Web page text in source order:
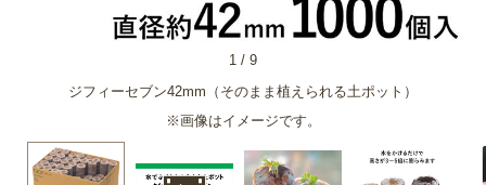
ジフィーセブン42mm（そのまま植えられる土ポット）
※画像はイメージです。
1 / 9